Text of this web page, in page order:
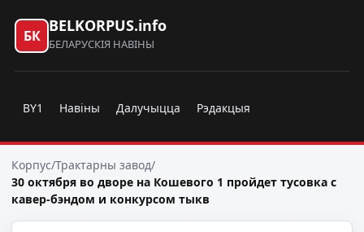
БК
BELKORPUS.info
БЕЛАРУСКІЯ НАВІНЫ
BY1 Навіны Далучыцца Рэдакцыя
Корпус/Трактарны завод/
30 октября во дворе на Кошевого 1 пройдет тусовка с
кавер-бэндом и конкурсом тыкв